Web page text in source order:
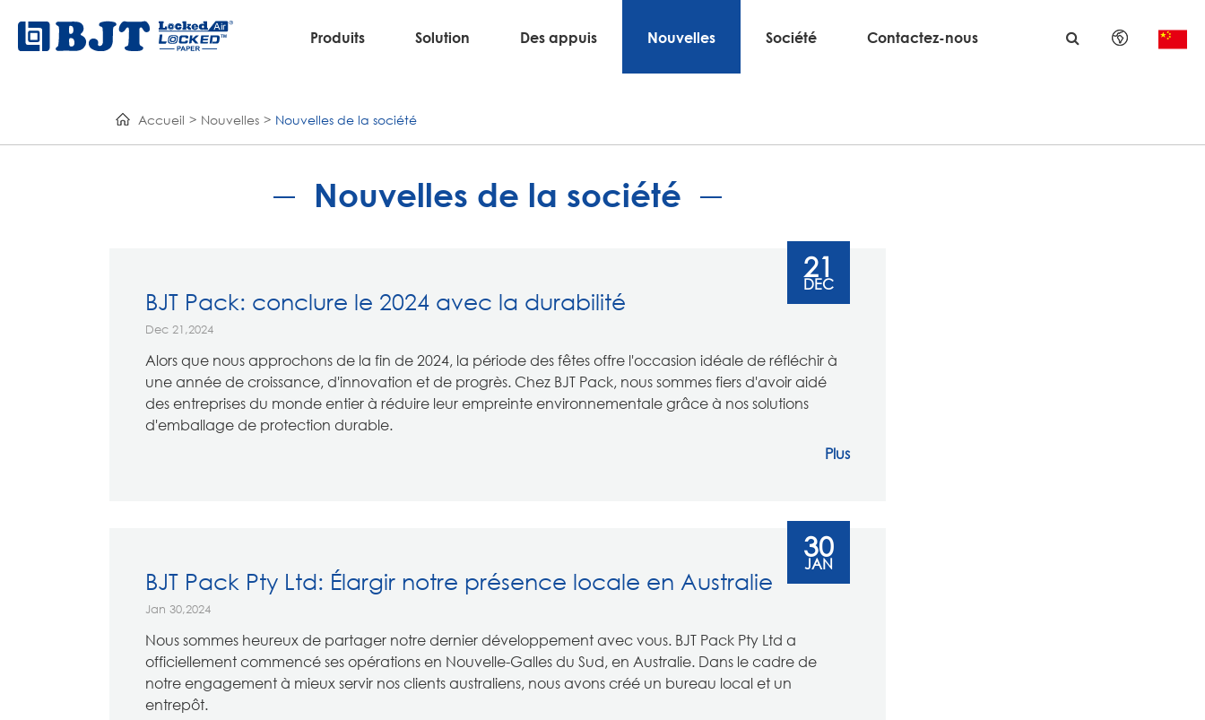
Produits Solution Des appuis Nouvelles Société Contactez-nous
Accueil Nouvelles Nouvelles de la société
Nouvelles de la société
BJT Pack: conclure le 2024 avec la durabilité
Dec 21,2024
Alors que nous approchons de la fin de 2024, la période des fêtes offre l'occasion idéale de réfléchir à
une année de croissance, d'innovation et de progrès. Chez BJT Pack, nous sommes fiers d'avoir aidé
des entreprises du monde entier à réduire leur empreinte environnementale grâce à nos solutions
d'emballage de protection durable.
Plus
21
DEC
BJT Pack Pty Ltd: Élargir notre présence locale en Australie
Jan 30,2024
Nous sommes heureux de partager notre dernier développement avec vous. BJT Pack Pty Ltd a
officiellement commencé ses opérations en Nouvelle-Galles du Sud, en Australie. Dans le cadre de
notre engagement à mieux servir nos clients australiens, nous avons créé un bureau local et un
entrepôt.
30
JAN